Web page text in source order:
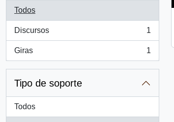
Todos
Discursos
, 1 resultados
1
Giras
, 1 resultados
1
Tipo de soporte
Todos